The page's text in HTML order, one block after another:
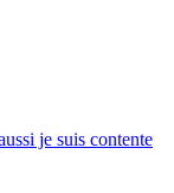
je suis contente